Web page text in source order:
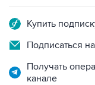
Купить
Подписаться
Получать
канале